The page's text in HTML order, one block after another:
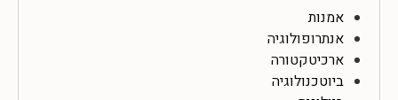
אמנות
אנתרופולוגיה
ארכיטקטורה
ביוטכנולוגיה